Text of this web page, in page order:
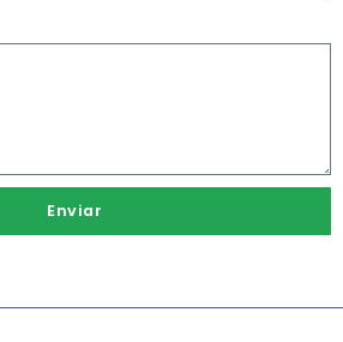
Enviar